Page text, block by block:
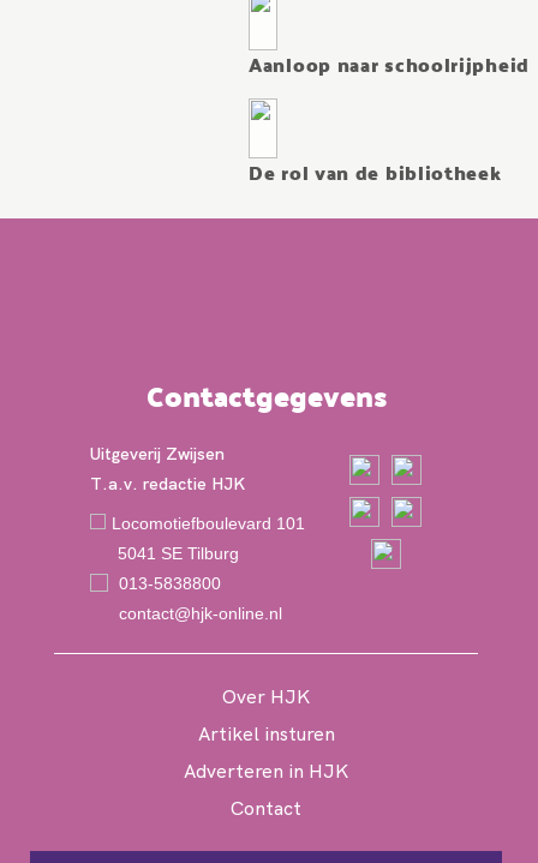
Aanloop naar schoolrijpheid
De rol van de bibliotheek
Over HJK
Artikel insturen
Adverteren in HJK
Contact
Contactgegevens
Uitgeverij Zwijsen
T.a.v. redactie HJK
Locomotiefboulevard 101
5041 SE Tilburg
013-5838800
contact@hjk-online.nl